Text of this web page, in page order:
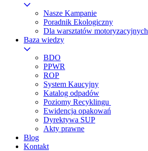
Nasze Kampanie
Poradnik Ekologiczny
Dla warsztatów motoryzacyjnych
Baza wiedzy
BDO
PPWR
ROP
System Kaucyjny
Katalog odpadów
Poziomy Recyklingu
Ewidencja opakowań
Dyrektywa SUP
Akty prawne
Blog
Kontakt